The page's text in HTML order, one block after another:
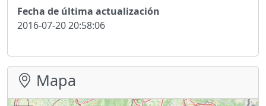
Fecha de última actualización
2016-07-20 20:58:06
Mapa